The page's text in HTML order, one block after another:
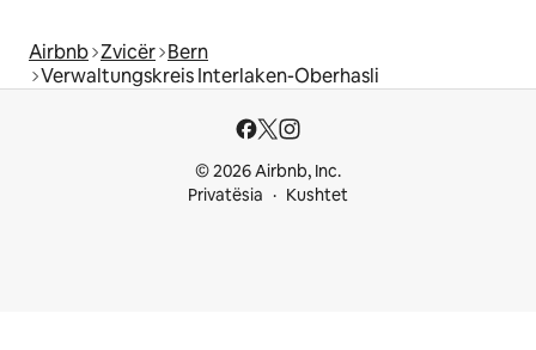
Airbnb Zvicër Bern
Verwaltungskreis Interlaken-Oberhasli
© 2026 Airbnb, Inc.
Privatësia
Kushtet